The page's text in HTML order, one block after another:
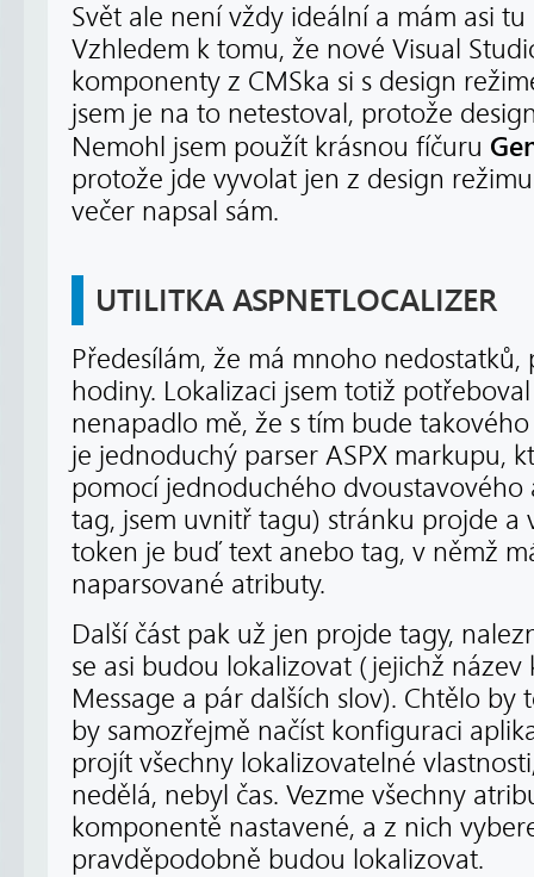
Svět ale není vždy ideální a mám asi
Vzhledem k tomu, že nové Visual
komponenty z CMSka si s design
jsem je na to netestoval, protože
Nemohl jsem použít krásnou fíčuru
protože jde vyvolat jen z design
večer napsal sám.
UTILITKA ASPNETLOCALIZER
Předesílám, že má mnoho
hodiny. Lokalizaci jsem totiž
nenapadlo mě, že s tím bude
je jednoduchý parser ASPX markupu,
pomocí jednoduchého
tag, jsem uvnitř tagu) stránku projde a
token je buď text anebo tag, v němž
naparsované atributy.
Další část pak už jen projde tagy,
se asi budou lokalizovat (jejichž název
Message a pár dalších slov). Chtělo by
by samozřejmě načíst konfiguraci
projít všechny lokalizovatelné
nedělá, nebyl čas. Vezme všechny
komponentě nastavené, a z nich
pravděpodobně budou lokalizovat.